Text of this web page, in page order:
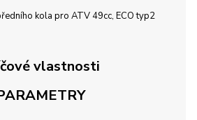
kola pro ATV 49cc, ECO typ2
vlastnosti